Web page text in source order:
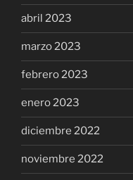
abril 2023
marzo 2023
febrero 2023
enero 2023
diciembre 2022
noviembre 2022